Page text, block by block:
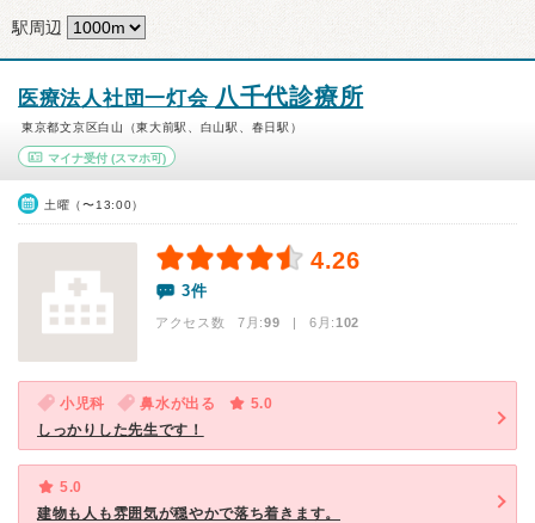
駅周辺
医療法人社団一灯会 八千代診療所
東京都文京区白山（東大前駅、白山駅、春日駅）
マイナ受付 (スマホ可)
土曜（〜13:00）
4.26
3件
アクセス数 7月:99 | 6月:102
小児科 鼻水が出る
5.0
しっかりした先生です！
5.0
建物も人も雰囲気が穏やかで落ち着きます。